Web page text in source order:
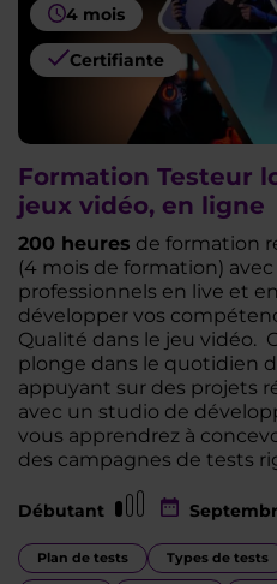
4 mois
Certifiante
Formation Testeur
jeux vidéo, en ligne
200 heures de formation
(4 mois de formation)
professionnels en live et
développer vos
Qualité dans le jeu vidéo.
plonge dans le quotidien
appuyant sur des projets
avec un studio de
vous apprendrez à
des campagnes de tests
Débutant
Plan de tests Types de tests